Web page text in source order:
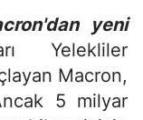
yeni
Yelekliler
Macron,
5 milyar